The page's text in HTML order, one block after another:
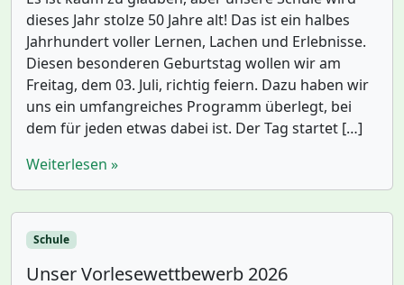
dieses Jahr stolze 50 Jahre alt! Das ist ein halbes
Jahrhundert voller Lernen, Lachen und Erlebnisse.
Diesen besonderen Geburtstag wollen wir am
Freitag, dem 03. Juli, richtig feiern. Dazu haben wir
uns ein umfangreiches Programm überlegt, bei
dem für jeden etwas dabei ist. Der Tag startet […]
Weiterlesen »
Schule
Unser Vorlesewettbewerb 2026